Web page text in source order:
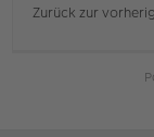
Zurück zur